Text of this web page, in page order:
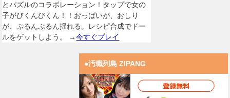
とパズルのコラボレーション！タップで女の
子がびくんびくん！！おっぱいが、おしり
が、ぷるんぷるん揺れる。レシピ合成でドー
ルをゲットしよう。 →今すぐプレイ
●汚職列島 ZIPANG